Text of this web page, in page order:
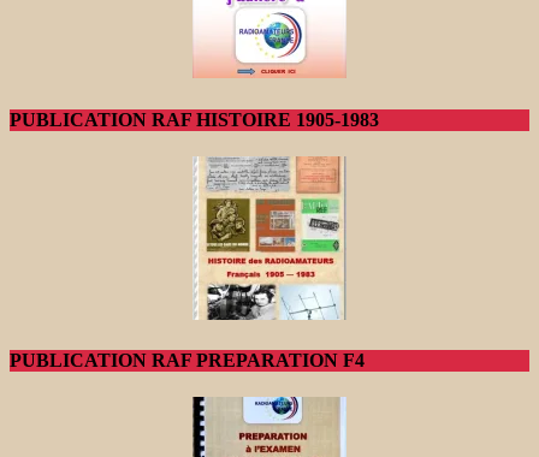
PUBLICATION RAF HISTOIRE 1905-1983
PUBLICATION RAF PREPARATION F4